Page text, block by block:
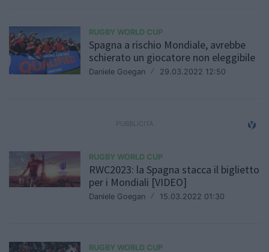
RUGBY WORLD CUP
Spagna a rischio Mondiale, avrebbe
schierato un giocatore non eleggibile
Daniele Goegan / 29.03.2022 12:50
RUGBY WORLD CUP
RWC2023: la Spagna stacca il biglietto
per i Mondiali [VIDEO]
Daniele Goegan / 15.03.2022 01:30
RUGBY WORLD CUP